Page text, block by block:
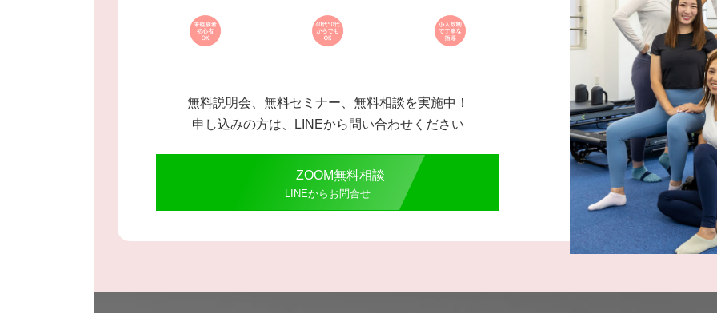
無料説明会、無料セミナー、無料相談を実施中！
申し込みの方は、LINEから問い合わせください
ZOOM無料相談
LINEからお問合せ